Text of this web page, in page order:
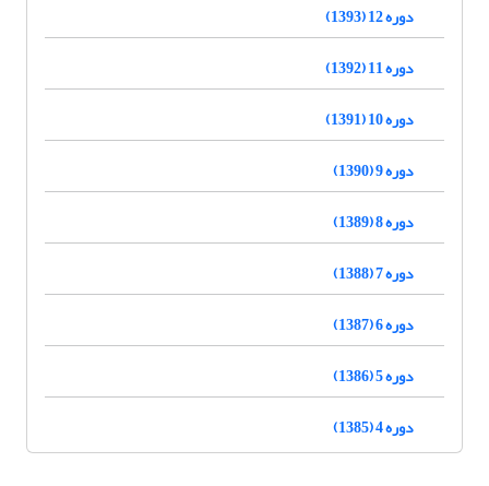
دوره 12 (1393)
دوره 11 (1392)
دوره 10 (1391)
دوره 9 (1390)
دوره 8 (1389)
دوره 7 (1388)
دوره 6 (1387)
دوره 5 (1386)
دوره 4 (1385)